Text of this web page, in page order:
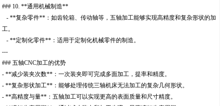
### 10. **通用机械制造**
- **复杂零件**：如齿轮箱、传动轴等，五轴加工能够实现高精度和复杂形状的加
工。
- **定制化零件**：适用于定制化机械零件的制造。
---
### 五轴CNC加工的优势
- **减少装夹次数**：一次装夹即可完成多面加工，提率和精度。
- **复杂形状加工**：能够处理传统三轴机床无法加工的复杂几何形状。
- **高精度与量**：五轴加工可以实现更高的表面质量和尺寸精度。